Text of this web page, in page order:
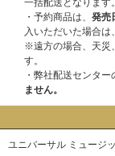
・予約商品は、 発売
入いただいた場合は、
※遠方の場合、天災
す。
・弊社配送センター
ません。
ユニバーサル ミュージ